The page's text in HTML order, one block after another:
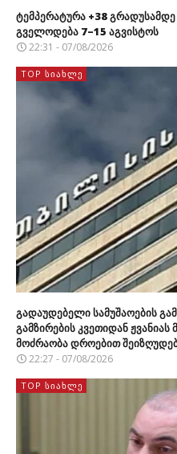
ტემპერატურა +38
გველოდება 7–15 აგვისტოს
22:31 - 07/08/2026
TOP ᲡᲘᲐᲮᲚᲔ
გადაუდებელი სამუშაოების
გამზირების კვეთიდან
მოძრაობა დროებით
22:27 - 07/08/2026
TOP ᲡᲘᲐᲮᲚᲔ